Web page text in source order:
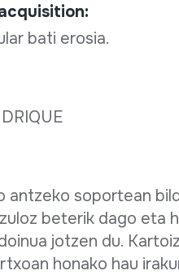
bati erosia.
antzeko soportean
beterik dago eta
jotzen du.
honako hau